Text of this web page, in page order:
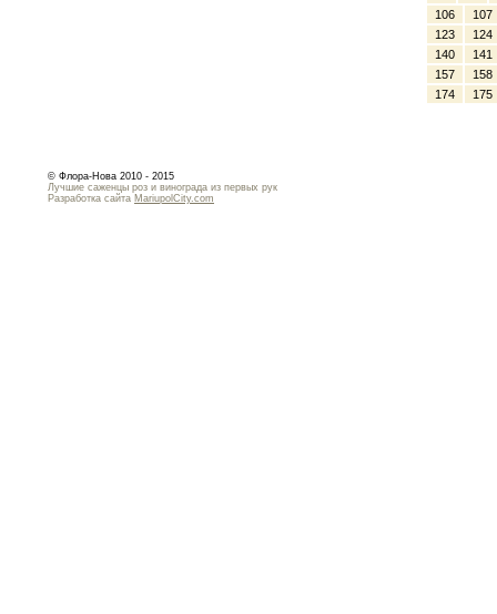
106
107
123
124
140
141
157
158
174
175
© Флора-Нова 2010 - 2015
Лучшие саженцы роз и винограда из первых рук
Разработка сайта MariupolCity.com